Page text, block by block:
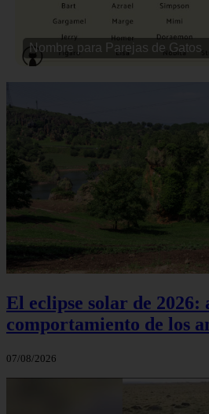
Nombre para Parejas de Gatos
El eclipse solar de 2026:
comportamiento de los
07/08/2026